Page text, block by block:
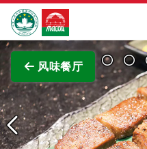
跳至主内容
澳门特别行政区政府旅游局
风味餐厅